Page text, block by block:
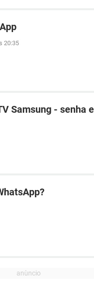
20:35
Samsung - senha